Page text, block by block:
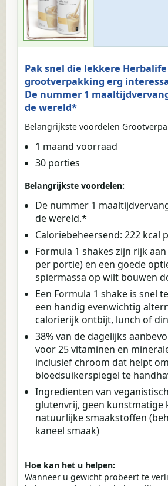
Pak snel die lekkere Herbalife
grootverpakking erg
De nummer 1
de wereld*
Belangrijkste voordelen
1 maand voorraad
30 porties
Belangrijkste voordelen:
De nummer 1
de wereld.*
Caloriebeheersend: 222 kcal
Formula 1 shakes zijn rijk
per portie) en een goede
spiermassa op wilt bouwen
Een Formula 1 shake is snel
een handig evenwichtig
calorierijk ontbijt, lunch of
38% van de dagelijks
voor 25 vitaminen en
inclusief chroom dat helpt
bloedsuikerspiegel te
Ingredienten van
glutenvrij, geen kunstmatige
natuurlijke smaakstoffen
kaneel smaak)
Hoe kan het u helpen:
Wanneer u gewicht probeert te